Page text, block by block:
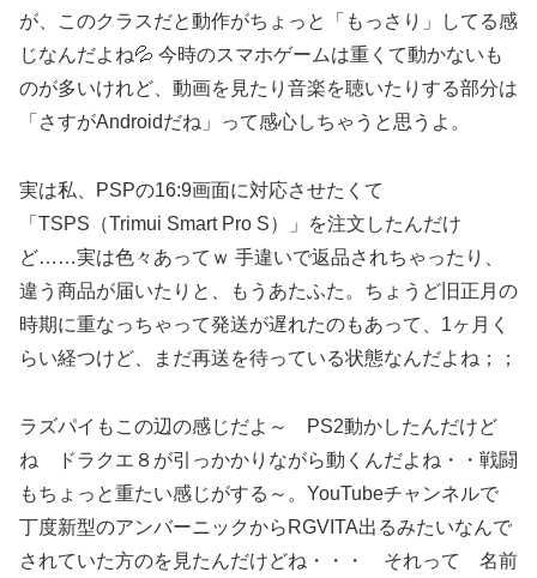
が、このクラスだと動作がちょっと「もっさり」してる感
じなんだよね💦 今時のスマホゲームは重くて動かないも
のが多いけれど、動画を見たり音楽を聴いたりする部分は
「さすがAndroidだね」って感心しちゃうと思うよ。
実は私、PSPの16:9画面に対応させたくて
「TSPS（Trimui Smart Pro S）」を注文したんだけ
ど……実は色々あってｗ 手違いで返品されちゃったり、
違う商品が届いたりと、もうあたふた。ちょうど旧正月の
時期に重なっちゃって発送が遅れたのもあって、1ヶ月く
らい経つけど、まだ再送を待っている状態なんだよね；；
ラズパイもこの辺の感じだよ～ PS2動かしたんだけど
ね ドラクエ８が引っかかりながら動くんだよね・・戦闘
もちょっと重たい感じがする～。YouTubeチャンネルで
丁度新型のアンバーニックからRGVITA出るみたいなんで
されていた方のを見たんだけどね・・・ それって 名前